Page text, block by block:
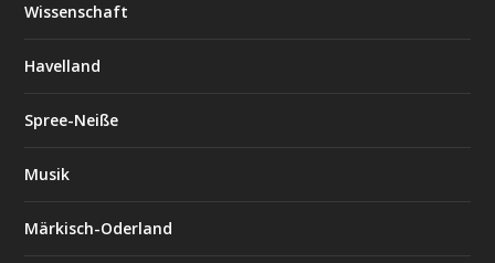
Wissenschaft
Havelland
Spree-Neiße
Musik
Märkisch-Oderland